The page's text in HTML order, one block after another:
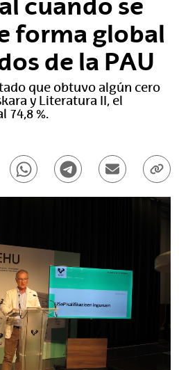
cuando se
forma global
de la PAU
que obtuvo algún cero
y Literatura II, el
74,8 %.
- (Abre una nueva ventana)
Bluesky - (Abre una nueva
en Linkedin - (Abre una
Compartir en Whatsapp -
Compartir enEnviar por